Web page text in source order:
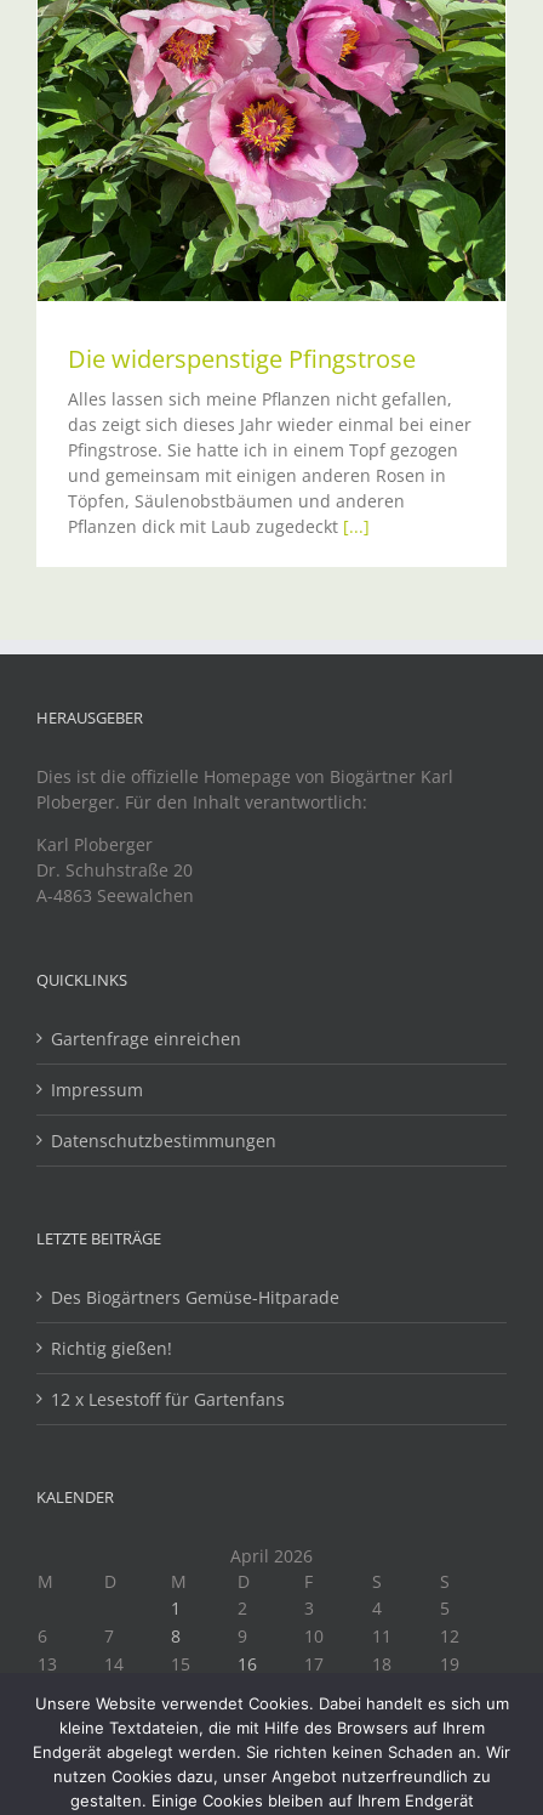
Die widerspenstige Pfingstrose
Alles lassen sich meine Pflanzen nicht gefallen,
das zeigt sich dieses Jahr wieder einmal bei einer
Pfingstrose. Sie hatte ich in einem Topf gezogen
und gemeinsam mit einigen anderen Rosen in
Töpfen, Säulenobstbäumen und anderen
Pflanzen dick mit Laub zugedeckt [...]
HERAUSGEBER
Dies ist die offizielle Homepage von Biogärtner Karl
Ploberger. Für den Inhalt verantwortlich:
Karl Ploberger
Dr. Schuhstraße 20
A-4863 Seewalchen
QUICKLINKS
Gartenfrage einreichen
Impressum
Datenschutzbestimmungen
LETZTE BEITRÄGE
Des Biogärtners Gemüse-Hitparade
Richtig gießen!
12 x Lesestoff für Gartenfans
KALENDER
April 2026
M
D M D F S
S
1
2 3 4
5
6
7 8 9 10 11
12
13
14 15 16 17 18
19
28 29
30
« März
Mai »
Unsere Website verwendet Cookies. Dabei handelt es sich um
kleine Textdateien, die mit Hilfe des Browsers auf Ihrem
Endgerät abgelegt werden. Sie richten keinen Schaden an. Wir
nutzen Cookies dazu, unser Angebot nutzerfreundlich zu
gestalten. Einige Cookies bleiben auf Ihrem Endgerät